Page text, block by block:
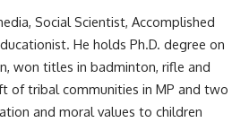
Social Scientist, Accomplished
He holds Ph.D. degree on
won titles in badminton, rifle and
of tribal communities in MP and two
and moral values to children